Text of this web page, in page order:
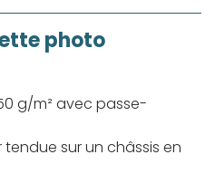
photo
g/m² avec passe-
sur un châssis en